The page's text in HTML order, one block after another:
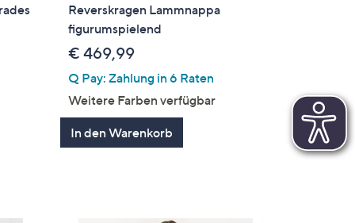
Reverskragen Lammnappa
figurumspielend
€ 469,99
Q Pay: Zahlung in 6 Raten
Weitere Farben verfügbar
In den Warenkorb